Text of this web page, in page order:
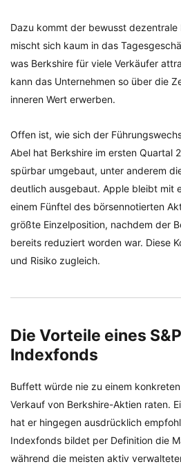
Dazu kommt der bewusst dezentrale
mischt sich kaum in das
was Berkshire für viele Verkäufer
kann das Unternehmen so über die
inneren Wert erwerben.
Offen ist, wie sich der
Abel hat Berkshire im ersten Quartal
spürbar umgebaut, unter anderem
deutlich ausgebaut. Apple bleibt mit
einem Fünftel des börsennotierten
größte Einzelposition, nachdem der
bereits reduziert worden war. Diese
und Risiko zugleich.
Die Vorteile eines
Indexfonds
Buffett würde nie zu einem
Verkauf von Berkshire-Aktien raten.
hat er hingegen ausdrücklich
Indexfonds bildet per Definition die
während die meisten aktiv